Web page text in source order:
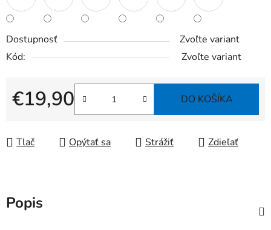
Dostupnosť
Zvoľte variant
Kód:
Zvoľte variant
€19,90
Jednotková cena:
DO KOŠÍKA
Tlač Opýtať sa Strážiť Zdieľať
Popis